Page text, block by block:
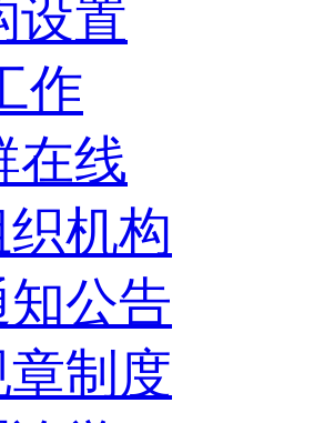
设置
作
在线
机构
知公告
章制度